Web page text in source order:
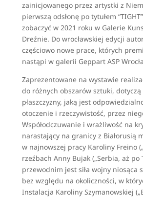
zainicjowanego przez artystki z
pierwszą odsłonę po tytułem
zobaczyć w 2021 roku w Galerie
Dreźnie. Do wrocławskiej edycji
częściowo nowe prace, których
nastąpi w galerii Geppart ASP
Zaprezentowane na wystawie
do różnych obszarów sztuki,
płaszczyzny, jaką jest
otoczenie i rzeczywistość, przez
Współodczuwanie i wrażliwość na
narastający na granicy z Białorusią
w najnowszej pracy Karoliny Freino
rzeźbach Anny Bujak („Serbia, aż po
przewodnim jest siła wojny niosąca
bez względu na okoliczności, w
Instalacja Karoliny Szymanowskiej